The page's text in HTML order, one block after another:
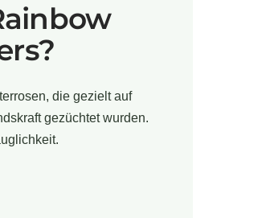
die gezielt auf
gezüchtet wurden.